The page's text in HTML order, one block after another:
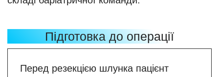
Підготовка до операції
Перед резекцією шлунка пацієнт